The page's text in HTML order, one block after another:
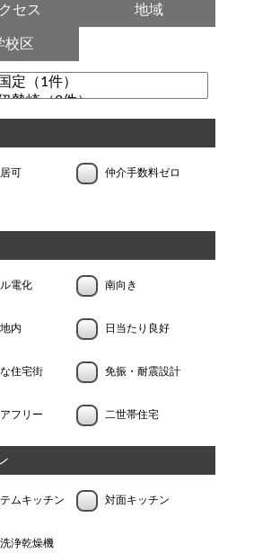
セス 地域
校区
可 仲介手数料ゼロ
電化 南向き
内 日当たり良好
住宅街 免振・耐震設計
フリー 二世帯住宅
ムキッチン 対面キッチン
浄乾燥機